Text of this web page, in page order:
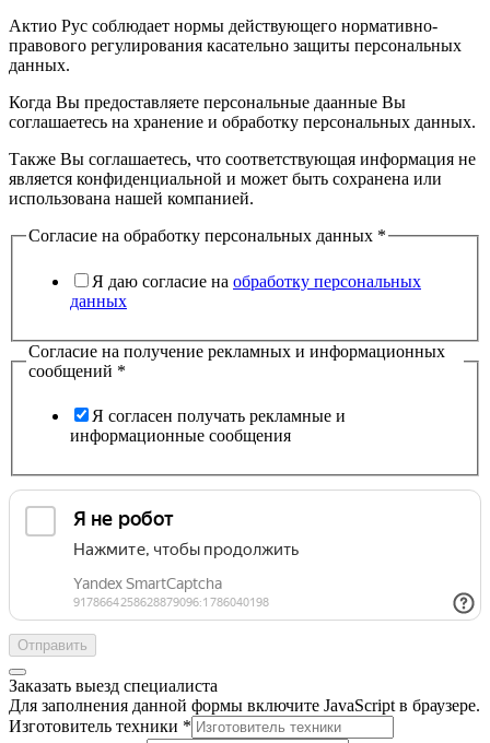
Актио Рус соблюдает нормы действующего нормативно-
правового регулирования касательно защиты персональных
данных.
Когда Вы предоставляете персональные даанные Вы
соглашаетесь на хранение и обработку персональных данных.
Также Вы соглашаетесь, что соответствующая информация не
является конфиденциальной и может быть сохранена или
использована нашей компанией.
Согласие на обработку персональных данных *
Я даю согласие на обработку персональных
данных
Согласие на получение рекламных и информационных
сообщений *
Я согласен получать рекламные и
информационные сообщения
Отправить
Заказать выезд специалиста
Для заполнения данной формы включите JavaScript в браузере.
Изготовитель техники *